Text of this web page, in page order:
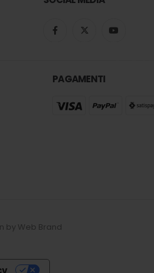
PAGAMENTI
by Web Brand